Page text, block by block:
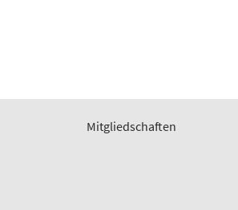
Mitgliedschaften